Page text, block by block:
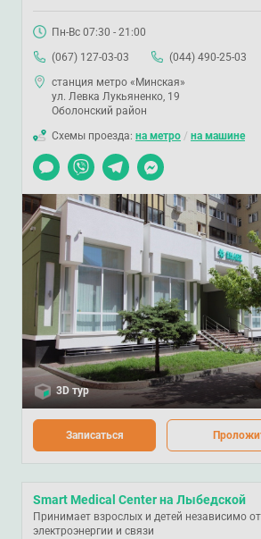
Пн-Вс 07:30 - 21:00
(067) 127-03-03
(044) 490-25-03
станция метро «Минская»
ул. Левка Лукьяненко, 19
Оболонский район
Схемы проезда: на метро / на машине
Чат
Viber TelegramMessenger
3D тур
Записаться
Smart Medical Center на Лыбедской
Принимает взрослых и детей независимо
электроэнергии и связи